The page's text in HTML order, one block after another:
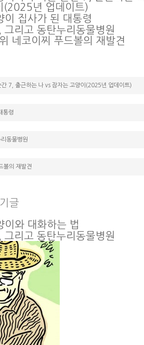
간 7, 출근하는 나 vs 잠자는 고양이(2025년 업데이트)
통령
동물병원
볼의 재발견
글